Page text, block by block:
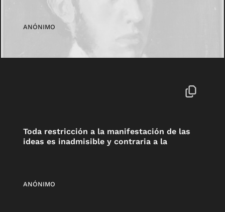
ANÓNIMO
Toda restricción a la manifestación de las
ideas es inadmisible y contraria a la
ANÓNIMO